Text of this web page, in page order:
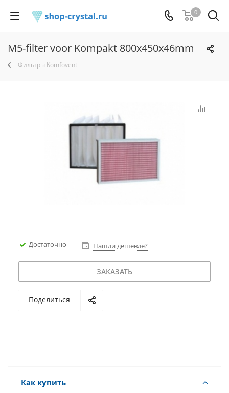
0
M5-filter voor Kompakt 800x450x46mm
Фильтры Komfovent
Достаточно Нашли дешевле?
ЗАКАЗАТЬ
Поделиться
Как купить